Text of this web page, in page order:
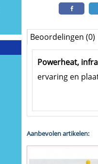
Beoordelingen (0)
Powerheat,
ervaring en
Aanbevolen artikelen: